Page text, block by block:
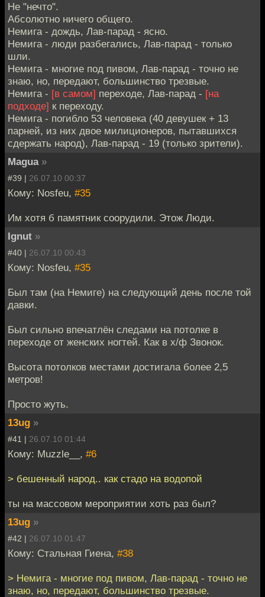
Не "нечто".
Абсолютно ничего общего.
Немига - дождь, Лав-парад - ясно.
Немига - люди разбегались, Лав-парад - только
шли.
Немига - многие под пивом, Лав-парад - точно не
знаю, но, передают, большинство трезвые.
Немига - [в самом] переходе, Лав-парад - [на
подходе] к переходу.
Немига - погибло 53 человека (40 девушек + 13
парней, из них двое милиционеров, пытавшихся
сдержать народ), Лав-парад - 19 (только зрители).
Magua »
#39 | 26.07.10 00:37
Кому: Nosfeu, #35
Им хотя б памятник соорудили. Этож Люди.
Ignut »
#40 | 26.07.10 00:43
Кому: Nosfeu, #35
Был там (на Немиге) на следующий день после той
давки.
Был сильно впечатлён следами на потолке в
переходе от женских ногтей. Как в х/ф Звонок.
Высота потолков местами достигала более 2,5
метров!
Просто жуть.
13ug »
#41 | 26.07.10 01:44
Кому: Muzzle__, #6
> бешенный народ.. как стадо на водопой
ты на массовом мероприятии хоть раз был?
13ug »
#42 | 26.07.10 01:47
Кому: Стальная Гиена, #38
> Немига - многие под пивом, Лав-парад - точно не
знаю, но, передают, большинство трезвые.